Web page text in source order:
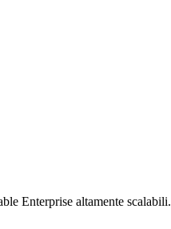
Enterprise altamente scalabili.